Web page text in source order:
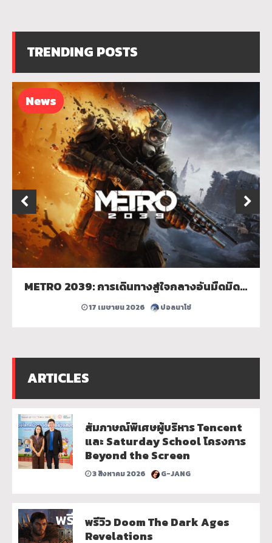
TRENDING POSTS
News
METRO 2039: การเดินทางสู่ใจกลางอันมืดมิดของกรุงมอสโกหลังวันสิ้นโลก
17 เมษายน 2026 ปอลนาโช่
ARTICLES
สัมภาษณ์พิเศษผู้บริหาร Tencent
และ Saturday School โครงการ
Beyond the Screen
3 สิงหาคม 2026 G-JANG
พรีวิว Doom The Dark Ages
Revelations